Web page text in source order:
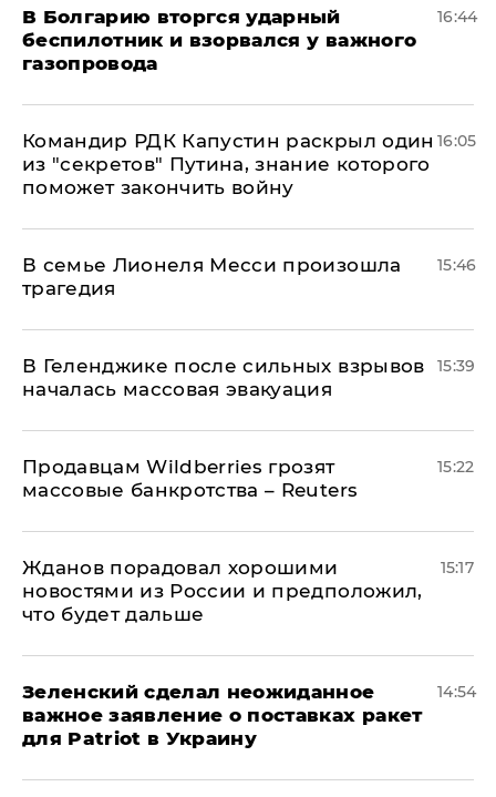
В Болгарию вторгся ударный
беспилотник и взорвался у важного
газопровода
16:44
Командир РДК Капустин раскрыл один
из "секретов" Путина, знание которого
поможет закончить войну
16:05
В семье Лионеля Месси произошла
трагедия
15:46
В Геленджике после сильных взрывов
началась массовая эвакуация
15:39
Продавцам Wildberries грозят
массовые банкротства – Reuters
15:22
Жданов порадовал хорошими
новостями из России и предположил,
что будет дальше
15:17
Зеленский сделал неожиданное
важное заявление о поставках ракет
для Patriot в Украину
14:54